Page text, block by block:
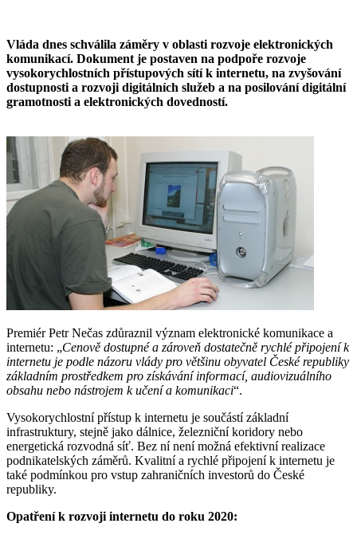
Vláda dnes schválila záměry v oblasti rozvoje elektronických
komunikací. Dokument je postaven na podpoře rozvoje
vysokorychlostních přístupových sítí k internetu, na zvyšování
dostupnosti a rozvoji digitálních služeb a na posilování digitální
gramotnosti a elektronických dovedností.
Premiér Petr Nečas zdůraznil význam elektronické komunikace a
internetu: „Cenově dostupné a zároveň dostatečně rychlé připojení k
internetu je podle názoru vlády pro většinu obyvatel České republiky
základním prostředkem pro získávání informací, audiovizuálního
obsahu nebo nástrojem k učení a komunikaci“.
Vysokorychlostní přístup k internetu je součástí základní
infrastruktury, stejně jako dálnice, železniční koridory nebo
energetická rozvodná síť. Bez ní není možná efektivní realizace
podnikatelských záměrů. Kvalitní a rychlé připojení k internetu je
také podmínkou pro vstup zahraničních investorů do České
republiky.
Opatření k rozvoji internetu do roku 2020: